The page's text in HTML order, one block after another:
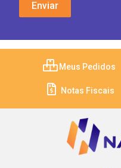
Meus Pedidos
Notas Fiscais